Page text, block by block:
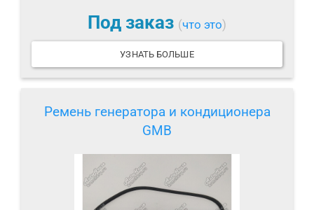
Под заказ (что это)
УЗНАТЬ БОЛЬШЕ
Ремень генератора и кондиционера
GMB